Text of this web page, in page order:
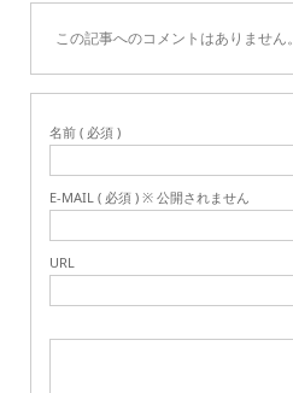
この記事へのコメントはありません。
名前 ( 必須 )
E-MAIL ( 必須 ) ※ 公開されません
URL